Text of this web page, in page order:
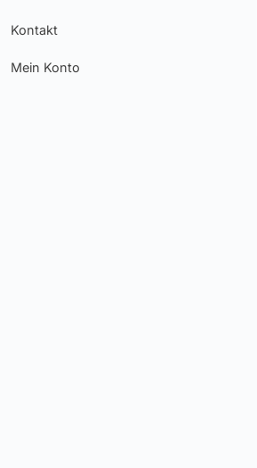
Kontakt
Mein Konto